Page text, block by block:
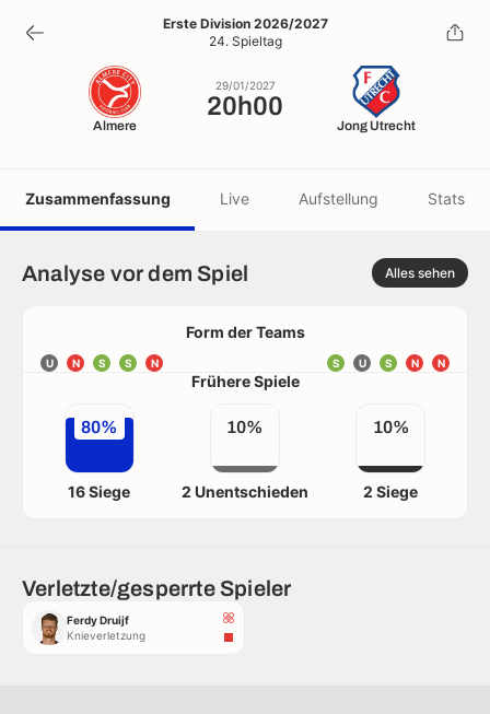
20h00
29/01/2027
Erste Division 2026/2027
24. Spieltag
Almere
29/01/2027
20h00
Jong Utrecht
Zusammenfassung Live Aufstellung Stats
Analyse vor dem Spiel Alles sehen
Form der Teams
U N S S N N
N
S
U
S
Frühere Spiele
80%
16 Siege
10%
2 Unentschieden
10%
2 Siege
Verletzte/gesperrte Spieler
Ferdy Druijf
Knieverletzung